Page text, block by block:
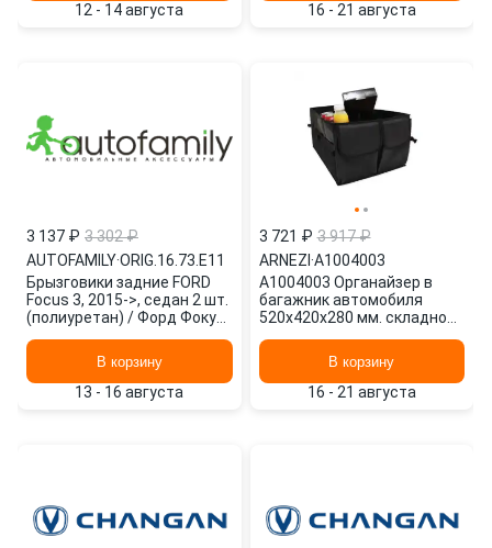
12 - 14 августа 16 - 21 августа
3 137 ₽ 3 302 ₽
AUTOFAMILY·ORIG.16.73.E11
Брызговики задние FORD
Focus 3, 2015->, седан 2 шт.
(полиуретан) / Форд Фокус
В корзину
13 - 16 августа
3 721 ₽ 3 917 ₽
ARNEZI ·A1004003
A1004003 Органайзер в
багажник автомобиля
520х420х280 мм. складной
А1004003В корзину
16 - 21 августа